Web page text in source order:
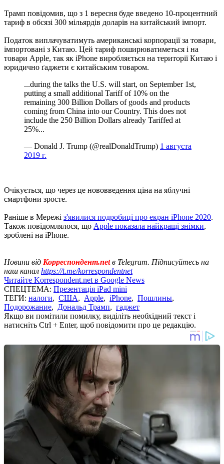
Трамп повідомив, що з 1 вересня буде введено 10-процентний
тариф в обсязі 300 мільярдів доларів на китайський імпорт.
Податок виплачуватимуть американські корпорації за товари,
імпортовані з Китаю. Цей тариф поширюватиметься і на
товари Apple, так як iPhone виробляється на території Китаю і
юридично ґаджети є китайським товаром.
...during the talks the U.S. will start, on September 1st,
putting a small additional Tariff of 10% on the
remaining 300 Billion Dollars of goods and products
coming from China into our Country. This does not
include the 250 Billion Dollars already Tariffed at
25%...
— Donald J. Trump (@realDonaldTrump) 1 августа
2019 г.
Очікується, що через це нововведення ціна на яблучні
смартфони зросте.
Раніше в Мережі з'явилися подробиці про екран iPhone 2020.
Також повідомлялося, що Apple показала найкращі знімки,
зроблені на iPhone.
Новини від Корреспондент.netв Telegram. Підписуйтесь на
наш канал https://t.me/korrespondentnet
Читайте Korrespondent.net в Google News
СПЕЦТЕМА: Презентація iPad mini
ТЕГИ: налоги, США, Apple, iPhone, Пошлины,
Подорожание, Дональд Трамп, гаджет
Якщо ви помітили помилку, виділіть необхідний текст і
натисніть Ctrl + Enter, щоб повідомити про це редакцію.